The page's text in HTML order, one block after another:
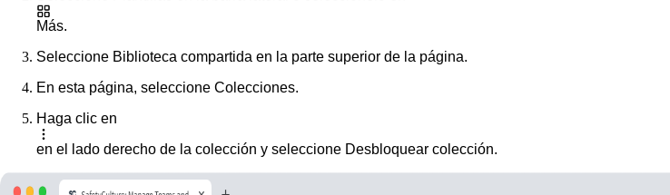
Más.
Seleccione Biblioteca compartida en la parte superior de la página.
En esta página, seleccione Colecciones.
Haga clic en
en el lado derecho de la colección y seleccione Desbloquear colección.